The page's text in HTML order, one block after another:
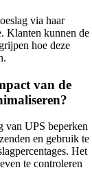
via haar
Klanten kunnen de
hoe deze
van de
van UPS beperken
en gebruik te
Het
te controleren